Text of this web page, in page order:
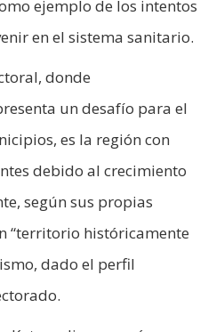
ejemplo de los intentos
en el sistema sanitario.
donde
un desafío para el
es la región con
debido al crecimiento
según sus propias
“territorio históricamente
dado el perfil